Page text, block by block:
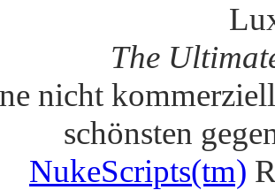
The
nicht
schönsten
NukeScripts(tm)